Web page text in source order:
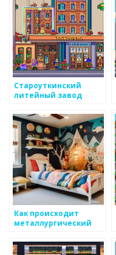
Староуткинский
литейный завод
Как происходит
металлургический